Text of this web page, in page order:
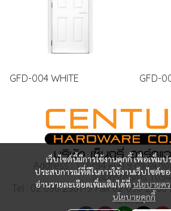
GFD-004 WHITE GFD-
เว็บไซต์นี้มีการใช้งานคุกกี้ เพื่อเพิ่ม
ประสบการณ์ที่ดีในการใช้งานเว็บไซต์ข
อ่านรายละเอียดเพิ่มเติมได้ที่นโยบายค
นโยบายคุกกี้
Address : 116/94 หมู่ที่ 9 ตำบลบาง
จ.สมุทรปราการ
Tel : 02 090 2501-5 Fax 02-090-2506
lock.com